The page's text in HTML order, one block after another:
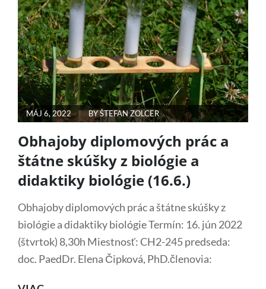
(17.6.)
POSTED
ON
MÁJ 6, 2022 BYŠTEFAN ZOLCER
Obhajoby diplomových prác a
štátne skúšky z biológie a
didaktiky biológie (16.6.)
Obhajoby diplomových prác a štátne skúšky z
biológie a didaktiky biológie Termín: 16. jún 2022
(štvrtok) 8,30h Miestnosť: CH2-245 predseda:
doc. PaedDr. Elena Čipková, PhD.členovia: